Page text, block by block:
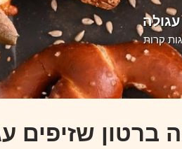
קרות
ברטון שזיפים